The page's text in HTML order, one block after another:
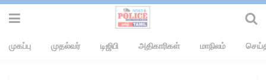
முகப்பு முதல்வர் டிஜிபி அதிகாரிகள் மாநிலம்